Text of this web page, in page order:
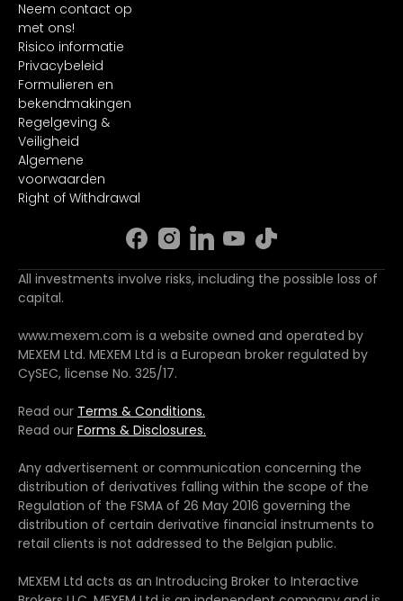
Neem contact op
met ons!
Risico informatie
Privacybeleid
Formulieren en
bekendmakingen
Regelgeving &
Veiligheid
Algemene
voorwaarden
Right of Withdrawal
All investments involve risks, including the possible loss of
capital.
www.mexem.com is a website owned and operated by
MEXEM Ltd. MEXEM Ltd is a European broker regulated by
CySEC, license No. 325/17.
Read our Terms & Conditions.
Read our Forms & Disclosures.
Any advertisement or communication concerning the
distribution of derivatives falling within the scope of the
Regulation of the FSMA of 26 May 2016 governing the
distribution of certain derivative financial instruments to
retail clients is not addressed to the Belgian public.
MEXEM Ltd acts as an Introducing Broker to Interactive